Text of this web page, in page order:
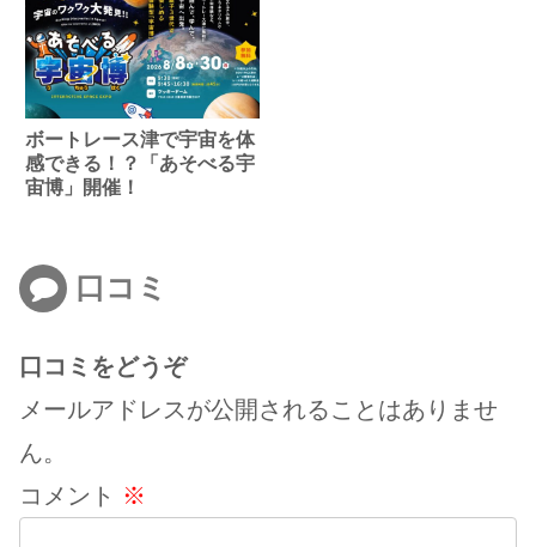
ボートレース津で宇宙を体
感できる！？「あそべる宇
宙博」開催！
口コミ
口コミをどうぞ
メールアドレスが公開されることはありませ
ん。
コメント ※